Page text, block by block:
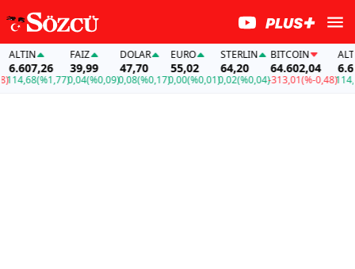
(%1,77)
FAİZ
39,99
0,04(%0,09)
DOLAR
47,70
0,08(%0,17)
EURO
55,02
0,00(%0,01)
STERLIN
64,20
0,02(%0,04)
BITCOIN
64.602,04
-313,01(%-0,48)
ALTIN
114,68